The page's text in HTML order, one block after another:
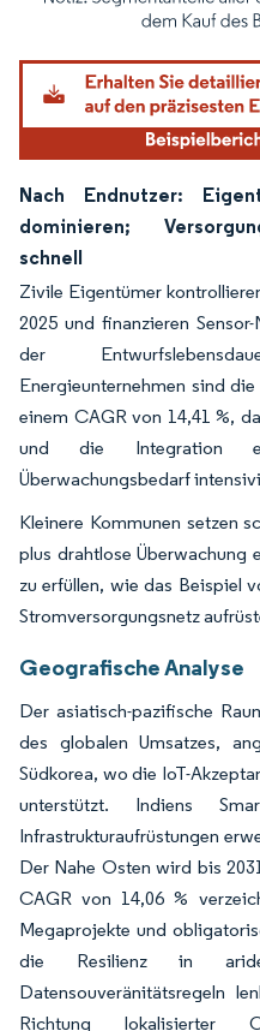
Bild © Mordor Intelligence.
Nach Endnutzer:
dominieren;
schnell
Zivile Eigentümer
2025 und finanzieren
der
Energieunternehmen sind
einem CAGR von 14,41 %,
und die Integration
Überwachungsbedarf
Kleinere Kommunen setzen
plus drahtlose Überwachung
zu erfüllen, wie das Beispiel
Stromversorgungsnetz
Geografische Analyse
Der asiatisch-pazifische
des globalen Umsatzes,
Südkorea, wo die IoT-
unterstützt. Indiens
Infrastrukturaufrüstungen
Der Nahe Osten wird bis
CAGR von 14,06 %
Megaprojekte und
die Resilienz in
Datensouveränitätsregeln
Richtung